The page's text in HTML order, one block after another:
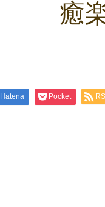
癒
Hatena Pocket